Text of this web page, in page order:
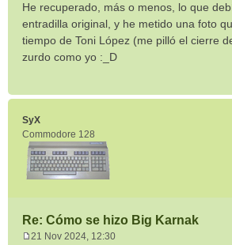
n
s
a
j
He recuperado, más o menos, lo que
entradilla original, y he metido una foto
tiempo de Toni López (me pilló el cierre
zurdo como yo :_D
SyX
Commodore 128
Re: Cómo se hizo Big Karnak
21 Nov 2024, 12:30